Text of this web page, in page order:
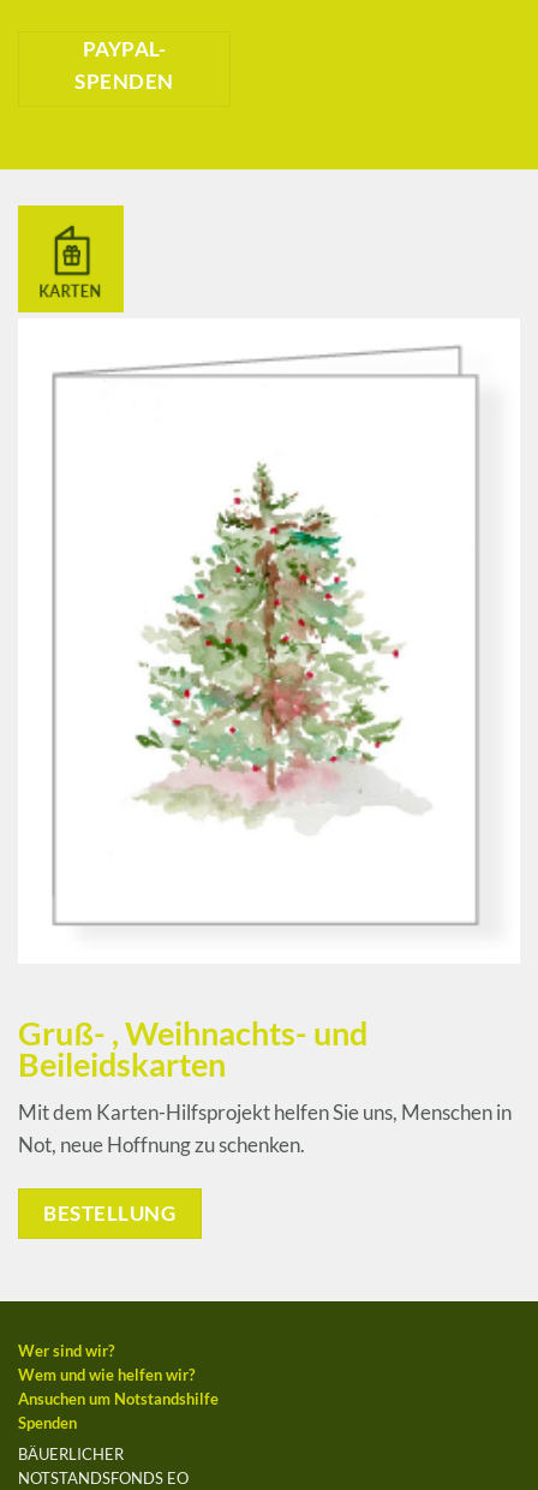
PAYPAL-
SPENDEN
Gruß- , Weihnachts- und
Beileidskarten
Mit dem Karten-Hilfsprojekt helfen Sie uns, Menschen in
Not, neue Hoffnung zu schenken.
BESTELLUNG
Wer sind wir?
Wem und wie helfen wir?
Ansuchen um Notstandshilfe
Spenden
BÄUERLICHER
NOTSTANDSFONDS EO